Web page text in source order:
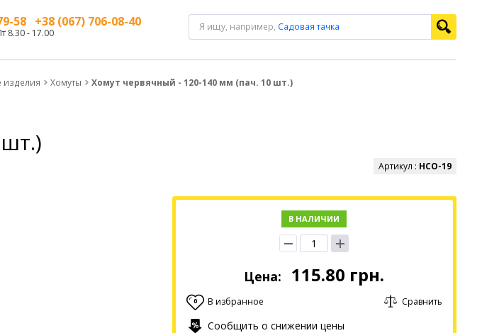
58 +38 (067) 706-08-40
8.30 - 17.00
Я ищу, например, Садовая тачка
изделия Хомуты Хомут червячный - 120-140 мм (пач. 10 шт.)
Артикул : HCО-19
В НАЛИЧИИ
Цена: 115.80 грн.
0 В избранное Сравнить
Сообщить о снижении цены